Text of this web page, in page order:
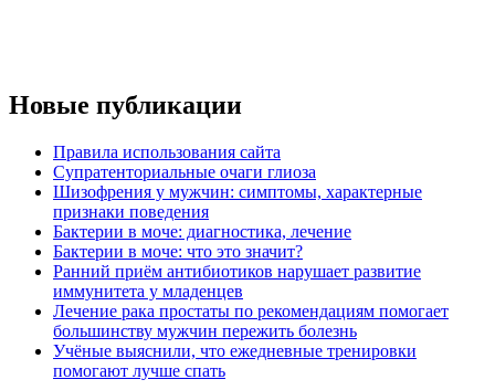
Новые публикации
Правила использования сайта
Супратенториальные очаги глиоза
Шизофрения у мужчин: симптомы, характерные
признаки поведения
Бактерии в моче: диагностика, лечение
Бактерии в моче: что это значит?
Ранний приём антибиотиков нарушает развитие
иммунитета у младенцев
Лечение рака простаты по рекомендациям помогает
большинству мужчин пережить болезнь
Учёные выяснили, что ежедневные тренировки
помогают лучше спать